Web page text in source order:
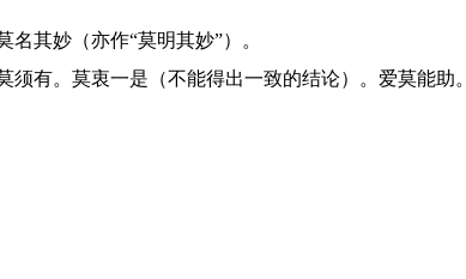
名其妙（亦作“莫明其妙”）。
莫须有。莫衷一是（不能得出一致的结论）。爱莫能助。